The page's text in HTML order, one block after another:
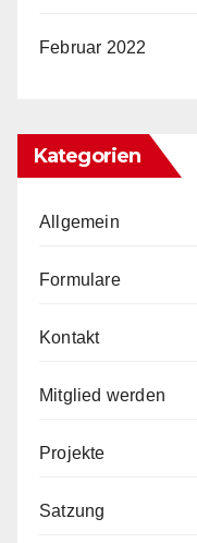
Februar 2022
Kategorien
Allgemein
Formulare
Kontakt
Mitglied werden
Projekte
Satzung